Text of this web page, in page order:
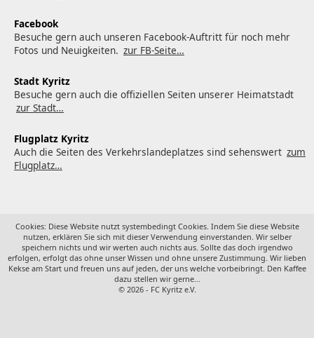
Facebook
Besuche gern auch unseren Facebook-Auftritt für noch mehr
Fotos und Neuigkeiten. zur FB-Seite…
Stadt Kyritz
Besuche gern auch die offiziellen Seiten unserer Heimatstadt
zur Stadt…
Flugplatz Kyritz
Auch die Seiten des Verkehrslandeplatzes sind sehenswert zum
Flugplatz…
Cookies: Diese Website nutzt systembedingt Cookies. Indem Sie diese Website
nutzen, erklären Sie sich mit dieser Verwendung einverstanden. Wir selber
speichern nichts und wir werten auch nichts aus. Sollte das doch irgendwo
erfolgen, erfolgt das ohne unser Wissen und ohne unsere Zustimmung. Wir lieben
Kekse am Start und freuen uns auf jeden, der uns welche vorbeibringt. Den Kaffee
dazu stellen wir gerne…
© 2026 - FC Kyritz e.V.